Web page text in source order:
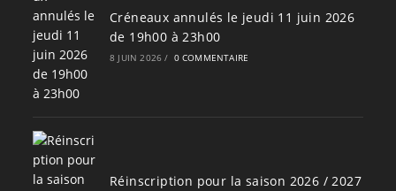
Créneaux annulés le jeudi 11 juin 2026
de 19h00 à 23h00
8 JUIN 2026 / 0 COMMENTAIRE
Réinscription pour la saison 2026 / 2027